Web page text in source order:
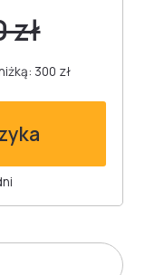
zł
300 zł